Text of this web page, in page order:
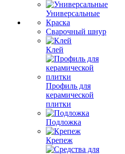
Универсальные
Краска
Сварочный шнур
Клей
Профиль для
керамической
плитки
Подложка
Крепеж